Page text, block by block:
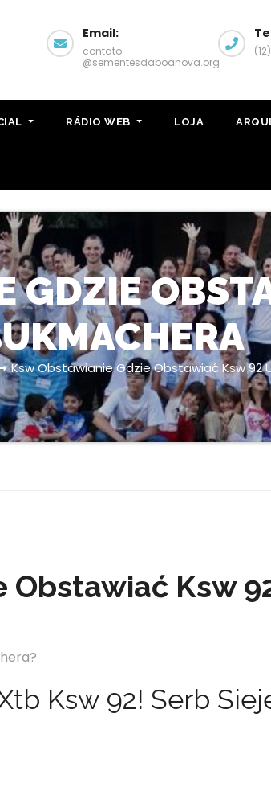
Email:
contato
@sementesdaboanova.org
RÁDIO WEB LOJA
GDZIE
Ksw Obstawianie Gdzie Obstawiać Ksw 92
Obstawiać Ksw
Ksw 92! Serb